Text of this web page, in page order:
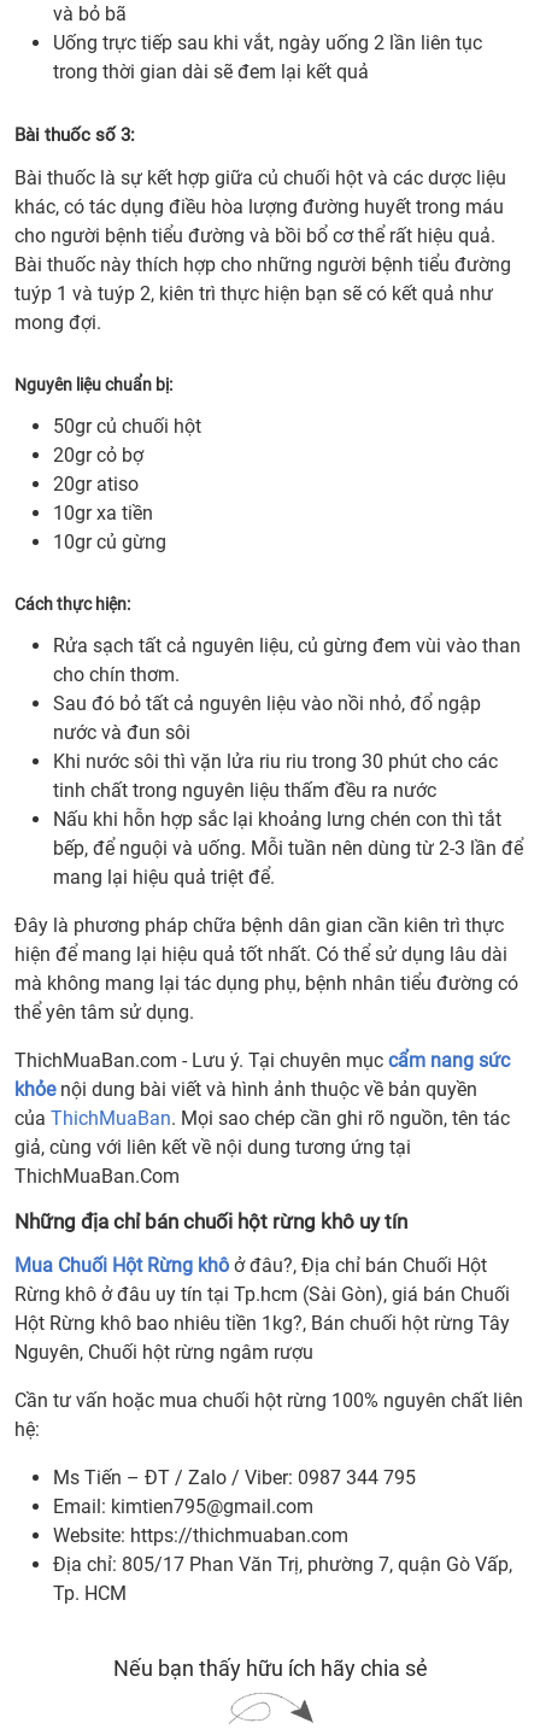
địa
chỉ
và bỏ bã
Uống trực tiếp sau khi vắt, ngày uống 2 lần liên tục
trong thời gian dài sẽ đem lại kết quả
Bài thuốc số 3:
Bài thuốc là sự kết hợp giữa củ chuối hột và các dược liệu
khác, có tác dụng điều hòa lượng đường huyết trong máu
cho người bệnh tiểu đường và bồi bổ cơ thể rất hiệu quả.
Bài thuốc này thích hợp cho những người bệnh tiểu đường
tuýp 1 và tuýp 2, kiên trì thực hiện bạn sẽ có kết quả như
mong đợi.
Nguyên liệu chuẩn bị:
50gr củ chuối hột
20gr cỏ bợ
20gr atiso
10gr xa tiền
10gr củ gừng
Cách thực hiện:
Rửa sạch tất cả nguyên liệu, củ gừng đem vùi vào than
cho chín thơm.
Sau đó bỏ tất cả nguyên liệu vào nồi nhỏ, đổ ngập
nước và đun sôi
Khi nước sôi thì vặn lửa riu riu trong 30 phút cho các
tinh chất trong nguyên liệu thấm đều ra nước
Nấu khi hỗn hợp sắc lại khoảng lưng chén con thì tắt
bếp, để nguội và uống. Mỗi tuần nên dùng từ 2-3 lần để
mang lại hiệu quả triệt để.
Đây là phương pháp chữa bệnh dân gian cần kiên trì thực
hiện để mang lại hiệu quả tốt nhất. Có thể sử dụng lâu dài
mà không mang lại tác dụng phụ, bệnh nhân tiểu đường có
thể yên tâm sử dụng.
ThichMuaBan.com - Lưu ý. Tại chuyên mục cẩm nang sức
khỏenội dung bài viết và hình ảnh thuộc về bản quyền
của ThichMuaBan. Mọi sao chép cần ghi rõ nguồn, tên tác
giả, cùng với liên kết về nội dung tương ứng tại
ThichMuaBan.Com
Những địa chỉ bán chuối hột rừng khô uy tín
Mua Chuối Hột Rừng khô ở đâu?, Địa chỉ bán Chuối Hột
Rừng khô ở đâu uy tín tại Tp.hcm (Sài Gòn), giá bán Chuối
Hột Rừng khô bao nhiêu tiền 1kg?, Bán chuối hột rừng Tây
Nguyên, Chuối hột rừng ngâm rượu
Cần tư vấn hoặc mua chuối hột rừng 100% nguyên chất liên
hệ:
Ms Tiến – ĐT / Zalo / Viber: 0987 344 795
Email: kimtien795@gmail.com
Website: https://thichmuaban.com
Địa chỉ: 805/17 Phan Văn Trị, phường 7, quận Gò Vấp,
Tp. HCM
Nếu bạn thấy hữu ích hãy chia sẻ